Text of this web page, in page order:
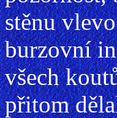
stěnu
burzovní
všech
přitom